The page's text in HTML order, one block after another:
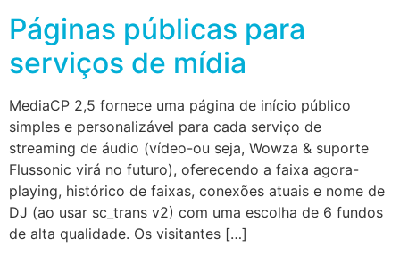
Páginas públicas para
serviços de mídia
MediaCP 2,5 fornece uma página de início público
simples e personalizável para cada serviço de
streaming de áudio (vídeo-ou seja, Wowza & suporte
Flussonic virá no futuro), oferecendo a faixa agora-
playing, histórico de faixas, conexões atuais e nome de
DJ (ao usar sc_trans v2) com uma escolha de 6 fundos
de alta qualidade. Os visitantes […]